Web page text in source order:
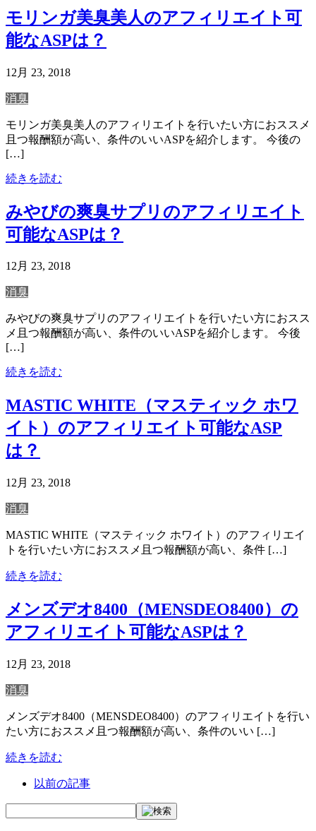
モリンガ美臭美人のアフィリエイト可
能なASPは？
12月 23, 2018
消臭
モリンガ美臭美人のアフィリエイトを行いたい方におススメ
且つ報酬額が高い、条件のいいASPを紹介します。 今後の
[…]
続きを読む
みやびの爽臭サプリのアフィリエイト
可能なASPは？
12月 23, 2018
消臭
みやびの爽臭サプリのアフィリエイトを行いたい方におスス
メ且つ報酬額が高い、条件のいいASPを紹介します。 今後
[…]
続きを読む
MASTIC WHITE（マスティック ホワ
イト）のアフィリエイト可能なASP
は？
12月 23, 2018
消臭
MASTIC WHITE（マスティック ホワイト）のアフィリエイ
トを行いたい方におススメ且つ報酬額が高い、条件 […]
続きを読む
メンズデオ8400（MENSDEO8400）の
アフィリエイト可能なASPは？
12月 23, 2018
消臭
メンズデオ8400（MENSDEO8400）のアフィリエイトを行い
たい方におススメ且つ報酬額が高い、条件のいい […]
続きを読む
以前の記事